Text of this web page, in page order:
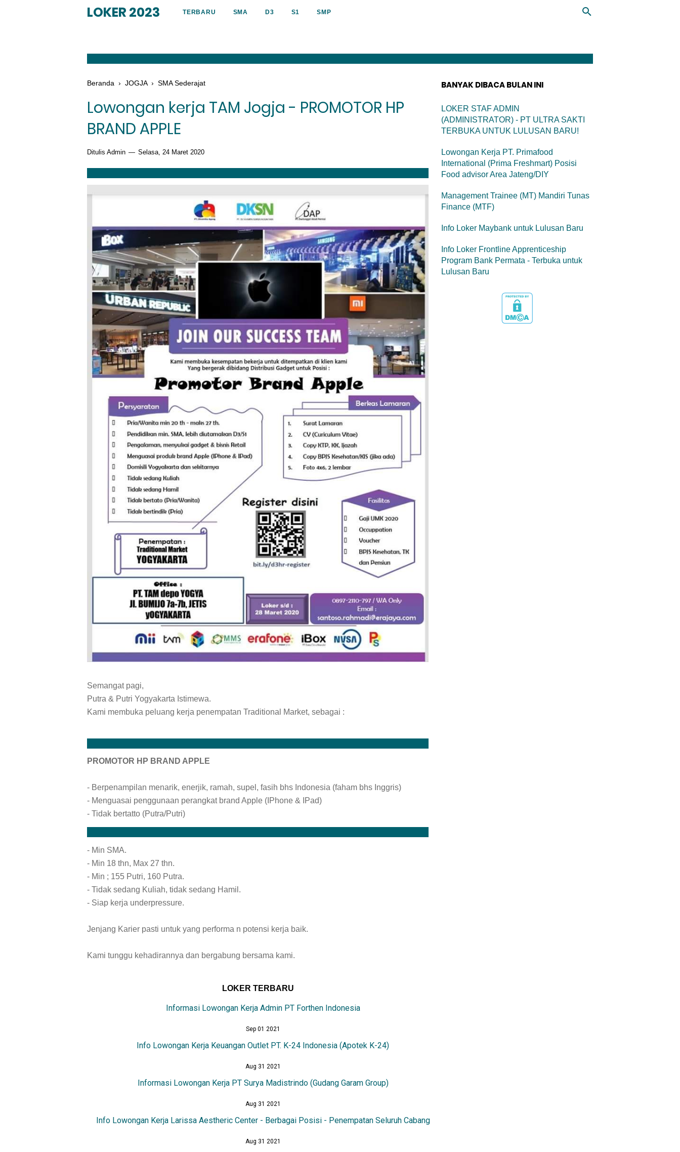
LOKER 2023 TERBARU SMA D3 S1 SMP
Beranda › JOGJA › SMA Sederajat
Lowongan kerja TAM Jogja - PROMOTOR HP
BRAND APPLE
Ditulis Admin Selasa, 24 Maret 2020
Semangat pagi,
Putra & Putri Yogyakarta Istimewa.
Kami membuka peluang kerja penempatan Traditional Market, sebagai :
PROMOTOR HP BRAND APPLE
- Berpenampilan menarik, enerjik, ramah, supel, fasih bhs Indonesia (faham bhs Inggris)
- Menguasai penggunaan perangkat brand Apple (IPhone & IPad)
- Tidak bertatto (Putra/Putri)
- Min SMA.
- Min 18 thn, Max 27 thn.
- Min ; 155 Putri, 160 Putra.
- Tidak sedang Kuliah, tidak sedang Hamil.
- Siap kerja underpressure.
Jenjang Karier pasti untuk yang performa n potensi kerja baik.
Kami tunggu kehadirannya dan bergabung bersama kami.
LOKER TERBARU
Informasi Lowongan Kerja Admin PT Forthen Indonesia
Sep 01 2021
Info Lowongan Kerja Keuangan Outlet PT. K-24 Indonesia (Apotek K-24)
Aug 31 2021
Informasi Lowongan Kerja PT Surya Madistrindo (Gudang Garam Group)
Aug 31 2021
Info Lowongan Kerja Larissa Aestheric Center - Berbagai Posisi - Penempatan Seluruh Cabang
Aug 31 2021
BANYAK DIBACA BULAN INI
LOKER STAF ADMIN
(ADMINISTRATOR) - PT ULTRA SAKTI
TERBUKA UNTUK LULUSAN BARU!
Lowongan Kerja PT. Primafood
International (Prima Freshmart) Posisi
Food advisor Area Jateng/DIY
Management Trainee (MT) Mandiri Tunas
Finance (MTF)
Info Loker Maybank untuk Lulusan Baru
Info Loker Frontline Apprenticeship
Program Bank Permata - Terbuka untuk
Lulusan Baru